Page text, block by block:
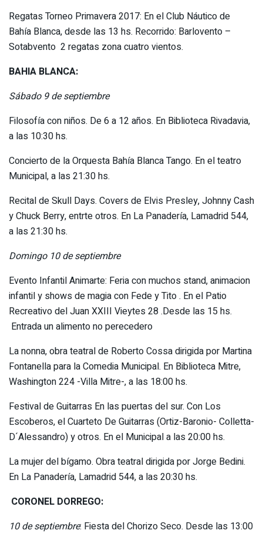
Regatas Torneo Primavera 2017: En el Club Náutico de
Bahía Blanca, desde las 13 hs. Recorrido: Barlovento –
Sotabvento 2 regatas zona cuatro vientos.
BAHIA BLANCA:
Sábado 9 de septiembre
Filosofía con niños. De 6 a 12 años. En Biblioteca Rivadavia,
a las 10:30 hs.
Concierto de la Orquesta Bahía Blanca Tango. En el teatro
Municipal, a las 21:30 hs.
Recital de Skull Days. Covers de Elvis Presley, Johnny Cash
y Chuck Berry, entrte otros. En La Panadería, Lamadrid 544,
a las 21:30 hs.
Domingo 10 de septiembre
Evento Infantil Animarte: Feria con muchos stand, animacion
infantil y shows de magia con Fede y Tito . En el Patio
Recreativo del Juan XXIII Vieytes 28 .Desde las 15 hs.
Entrada un alimento no perecedero
La nonna, obra teatral de Roberto Cossa dirigida por Martina
Fontanella para la Comedia Municipal. En Biblioteca Mitre,
Washington 224 -Villa Mitre-, a las 18:00 hs.
Festival de Guitarras En las puertas del sur. Con Los
Escoberos, el Cuarteto De Guitarras (Ortiz-Baronio- Colletta-
D´Alessandro) y otros. En el Municipal a las 20:00 hs.
La mujer del bígamo. Obra teatral dirigida por Jorge Bedini.
En La Panadería, Lamadrid 544, a las 20:30 hs.
CORONEL DORREGO:
10 de septiembre: Fiesta del Chorizo Seco. Desde las 13:00